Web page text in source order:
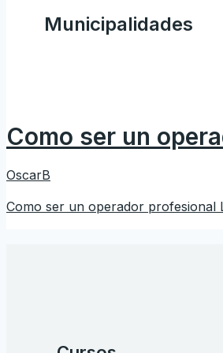
Municipalidades
Como ser un
OscarB
Como ser un operador profesional